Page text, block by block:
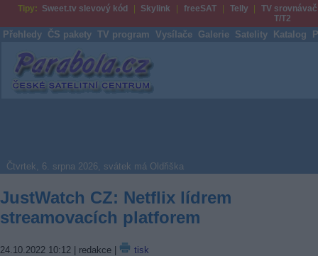
Tipy: Sweet.tv slevový kód Skylink freeSAT Telly
TV srovnávač
T/T2
Přehledy ČS pakety TV program Vysílače Galerie Satelity Katalog
Parabola.cz
Čtvrtek, 6. srpna 2026, svátek má Oldřiška
JustWatch CZ: Netflix lídrem
streamovacích platforem
24.10.2022 10:12 | redakce | tisk